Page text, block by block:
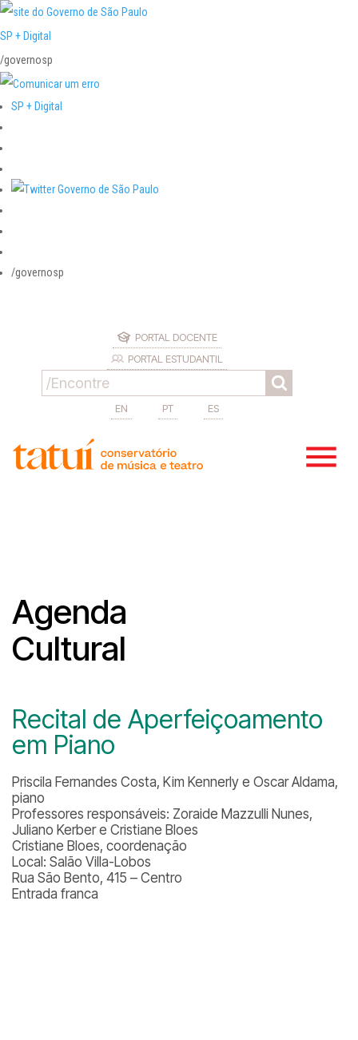
SP + Digital
/governosp
SP + Digital
/governosp
PORTAL DOCENTE
PORTAL ESTUDANTIL
EN PT ES
Agenda
Cultural
Recital de Aperfeiçoamento
em Piano
Priscila Fernandes Costa, Kim Kennerly e Oscar Aldama,
piano
Professores responsáveis: Zoraide Mazzulli Nunes,
Juliano Kerber e Cristiane Bloes
Cristiane Bloes, coordenação
Local: Salão Villa-Lobos
Rua São Bento, 415 – Centro
Entrada franca